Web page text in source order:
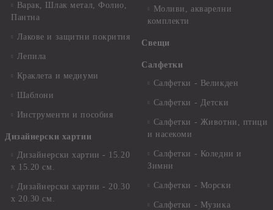
Варак, Шлак метал, Фолио,
Пантна
Лакове и защитни покрития
Лепила
Краклета и медиуми
Шаблони
Инструменти и пособия
Дизайнерски хартии
Дизайнерски хартии - 15.20
х 15.20 см.
Дизайнерски хартии - 20.30
х 20.30 см.
Моливи, акварелни
комплекти
Свещи
Салфетки
Салфетки - Великден
Салфетки - Детски
Салфетки - Животни, птици
и насекоми
Салфетки - Коледни и
Зимни
Салфетки - Морски
Салфетки - Музика